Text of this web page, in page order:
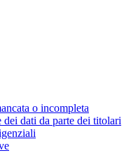
o incompleta
dei dati da parte dei titolari